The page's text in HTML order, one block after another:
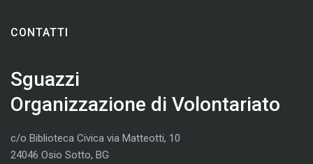
CONTATTI
Sguazzi
Organizzazione di Volontariato
c/o Biblioteca Civica via Matteotti, 10
24046 Osio Sotto, BG